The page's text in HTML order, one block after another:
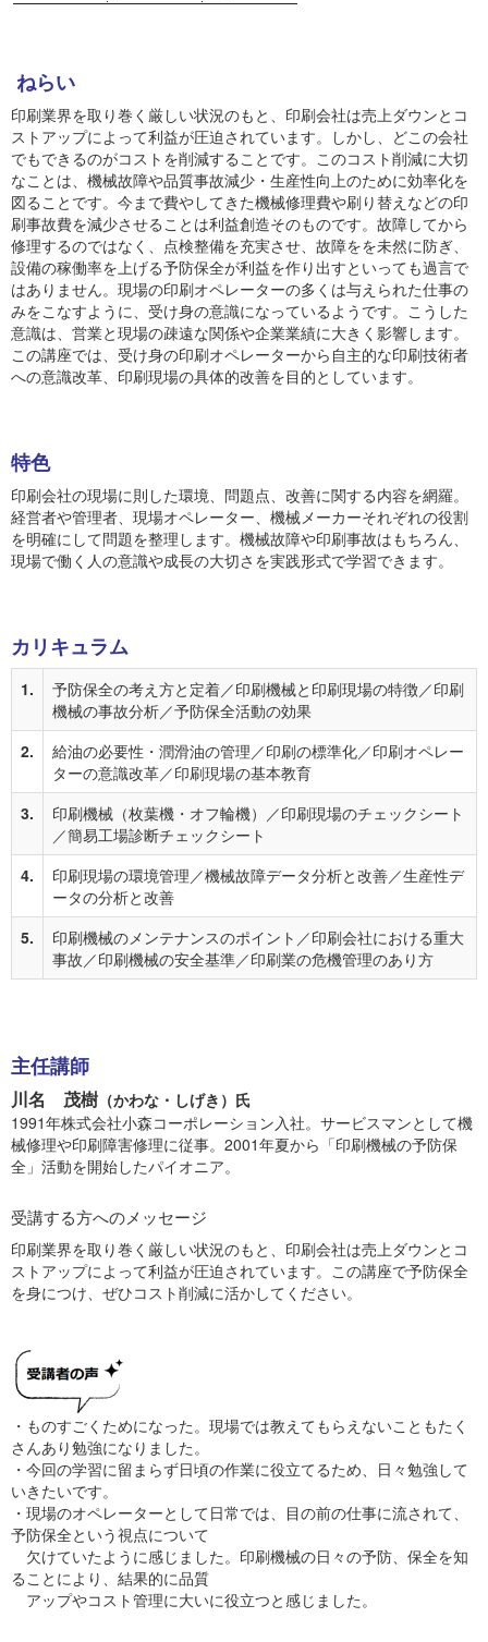
ねらい
印刷業界を取り巻く厳しい状況のもと、印刷会社は売上ダウンとコ
ストアップによって利益が圧迫されています。しかし、どこの会社
でもできるのがコストを削減することです。このコスト削減に大切
なことは、機械故障や品質事故減少・生産性向上のために効率化を
図ることです。今まで費やしてきた機械修理費や刷り替えなどの印
刷事故費を減少させることは利益創造そのものです。故障してから
修理するのではなく、点検整備を充実させ、故障をを未然に防ぎ、
設備の稼働率を上げる予防保全が利益を作り出すといっても過言で
はありません。現場の印刷オペレーターの多くは与えられた仕事の
みをこなすように、受け身の意識になっているようです。こうした
意識は、営業と現場の疎遠な関係や企業業績に大きく影響します。
この講座では、受け身の印刷オペレーターから自主的な印刷技術者
への意識改革、印刷現場の具体的改善を目的としています。
特色
印刷会社の現場に則した環境、問題点、改善に関する内容を網羅。
経営者や管理者、現場オペレーター、機械メーカーそれぞれの役割
を明確にして問題を整理します。機械故障や印刷事故はもちろん、
現場で働く人の意識や成長の大切さを実践形式で学習できます。
カリキュラム
1.
予防保全の考え方と定着／印刷機械と印刷現場の特徴／印刷
機械の事故分析／予防保全活動の効果
2.
給油の必要性・潤滑油の管理／印刷の標準化／印刷オペレー
ターの意識改革／印刷現場の基本教育
3.
印刷機械（枚葉機・オフ輪機）／印刷現場のチェックシート
／簡易工場診断チェックシート
4.
印刷現場の環境管理／機械故障データ分析と改善／生産性デ
ータの分析と改善
5.
印刷機械のメンテナンスのポイント／印刷会社における重大
事故／印刷機械の安全基準／印刷業の危機管理のあり方
主任講師
川名 茂樹 （かわな・しげき）氏
1991年株式会社小森コーポレーション入社。サービスマンとして機
械修理や印刷障害修理に従事。2001年夏から「印刷機械の予防保
全」活動を開始したパイオニア。
受講する方へのメッセージ
印刷業界を取り巻く厳しい状況のもと、印刷会社は売上ダウンとコ
ストアップによって利益が圧迫されています。この講座で予防保全
を身につけ、ぜひコスト削減に活かしてください。
・ものすごくためになった。現場では教えてもらえないこともたく
さんあり勉強になりました。
・今回の学習に留まらず日頃の作業に役立てるため、日々勉強して
いきたいです。
・現場のオペレーターとして日常では、目の前の仕事に流されて、
予防保全という視点について
欠けていたように感じました。印刷機械の日々の予防、保全を知
ることにより、結果的に品質
アップやコスト管理に大いに役立つと感じました。